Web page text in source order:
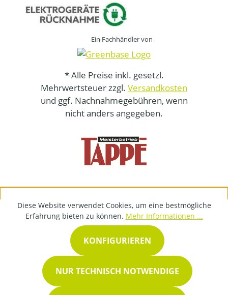
Ein Fachhändler von
* Alle Preise inkl. gesetzl.
Mehrwertsteuer zzgl. Versandkosten
und ggf. Nachnahmegebühren, wenn
nicht anders angegeben.
Diese Website verwendet Cookies, um eine bestmögliche
Erfahrung bieten zu können. Mehr Informationen ...
NUR TECHNISCH NOTWENDIGE
KONFIGURIEREN